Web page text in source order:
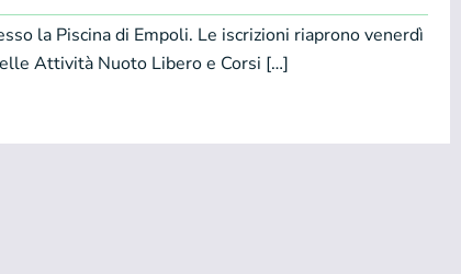
la Piscina di Empoli. Le iscrizioni riaprono venerdì
Attività Nuoto Libero e Corsi […]